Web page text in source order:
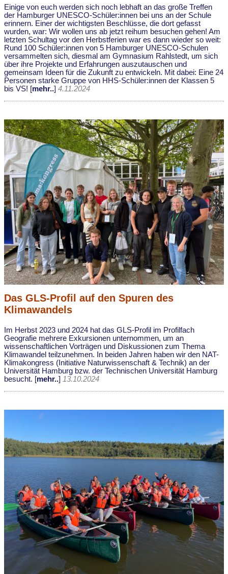
Einige von euch werden sich noch lebhaft an das große Treffen
der Hamburger UNESCO-Schüler:innen bei uns an der Schule
erinnern. Einer der wichtigsten Beschlüsse, die dort gefasst
wurden, war: Wir wollen uns ab jetzt reihum besuchen gehen! Am
letzten Schultag vor den Herbstferien war es dann wieder so weit:
Rund 100 Schüler:innen von 5 Hamburger UNESCO-Schulen
versammelten sich, diesmal am Gymnasium Rahlstedt, um sich
über ihre Projekte und Erfahrungen auszutauschen und
gemeinsam Ideen für die Zukunft zu entwickeln. Mit dabei: Eine 24
Personen starke Gruppe von HHS-Schüler:innen der Klassen 5
bis VS! [mehr..] 4.11.2024
Das GLS-Profil auf den Spuren des
Klimawandels
Im Herbst 2023 und 2024 hat das GLS-Profil im Profilfach
Geografie mehrere Exkursionen unternommen, um an
wissenschaftlichen Vorträgen und Diskussionen zum Thema
Klimawandel teilzunehmen. In beiden Jahren haben wir den NAT-
Klimakongress (Initiative Naturwissenschaft & Technik) an der
Universität Hamburg bzw. der Technischen Universität Hamburg
besucht. [mehr..] 13.10.2024